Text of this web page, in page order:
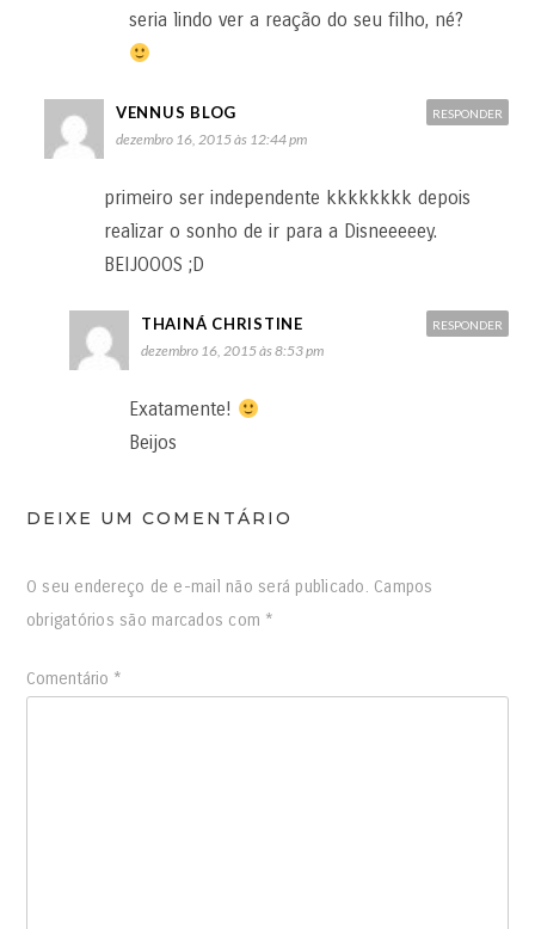
seria lindo ver a reação do seu filho, né?
VENNUS BLOG
dezembro 16, 2015 às 12:44 pm
primeiro ser independente kkkkkkkk depois
realizar o sonho de ir para a Disneeeeey.
BEIJOOOS ;D
RESPONDER
THAINÁ CHRISTINE
dezembro 16, 2015 às 8:53 pm
Exatamente!
Beijos
RESPONDER
DEIXE UM COMENTÁRIO
O seu endereço de e-mail não será publicado. Campos
obrigatórios são marcados com *
Comentário *